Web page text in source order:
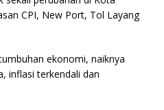
CPI, New Port, Tol Layang
ekonomi, naiknya
inflasi terkendali dan